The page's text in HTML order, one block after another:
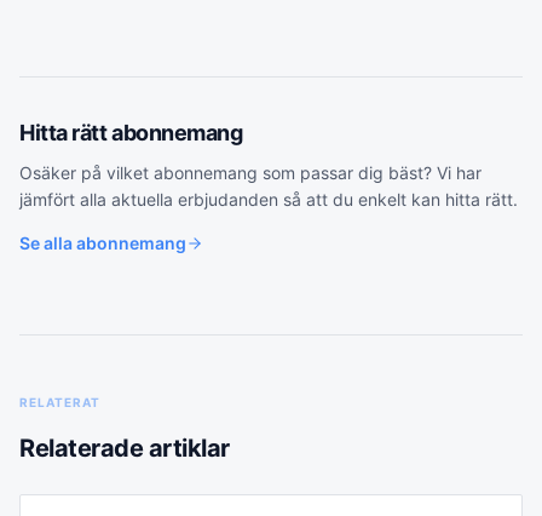
Hitta rättabonnemang
Osäker på vilket abonnemang som passar dig bäst? Vi har
jämfört alla aktuella erbjudanden så att du enkelt kan hitta rätt.
Se allaabonnemang
RELATERAT
Relaterade artiklar